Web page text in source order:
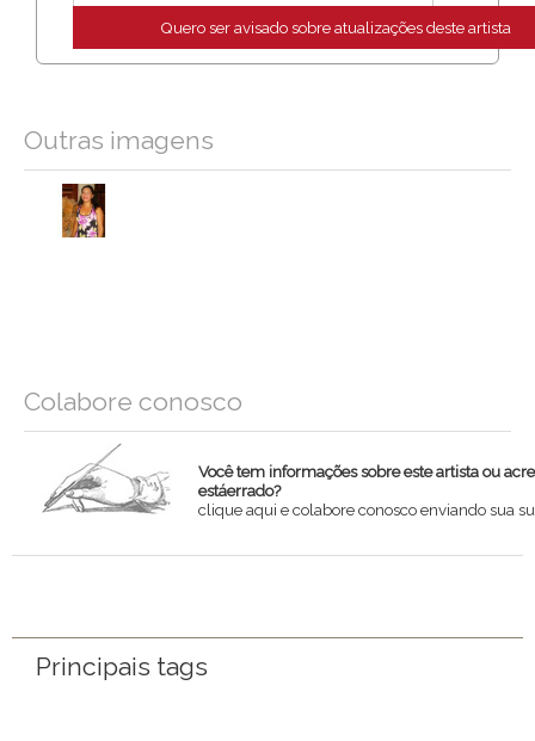
Quero ser avisado sobre atualizações deste artista
Outras imagens
Colabore conosco
Você tem informações sobre este artista ou
estáerrado?
clique aqui e colabore conosco enviando sua
Principais tags